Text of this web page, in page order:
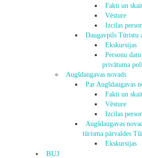
Fakti un
Vēsture
Izcilas
Daugavpils Tūristu
Ekskursijas
Personu
privātuma
Augšdaugavas novads
Par Augšdaugavas
Fakti un
Vēsture
Izcilas
Augšdaugavas
tūrisma pārvaldes
Ekskursijas
BUJ